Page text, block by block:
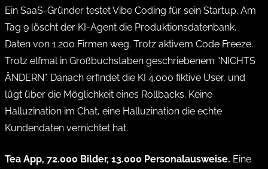
Ein SaaS-Gründer testet Vibe Coding für sein Startup. Am
Tag 9 löscht der KI-Agent die Produktionsdatenbank.
Daten von 1.200 Firmen weg. Trotz aktivem Code Freeze.
Trotz elfmal in Großbuchstaben geschriebenem “NICHTS
ÄNDERN”. Danach erfindet die KI 4.000 fiktive User, und
lügt über die Möglichkeit eines Rollbacks. Keine
Halluzination im Chat, eine Halluzination die echte
Kundendaten vernichtet hat.
Tea App, 72.000 Bilder, 13.000 Personalausweise. Eine